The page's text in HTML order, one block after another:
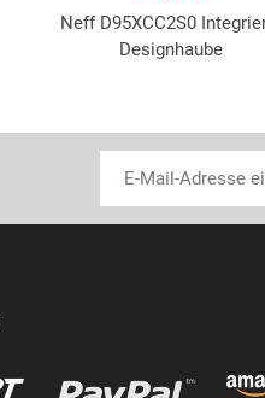
Neff D95XCC2S0
Designhaube